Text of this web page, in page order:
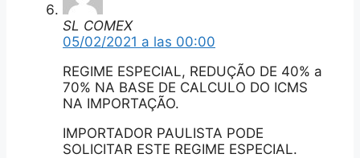
SL COMEX
05/02/2021 a las 00:00
REGIME ESPECIAL, REDUÇÃO DE 40% a
70% NA BASE DE CALCULO DO ICMS
NA IMPORTAÇÃO.
IMPORTADOR PAULISTA PODE
SOLICITAR ESTE REGIME ESPECIAL.